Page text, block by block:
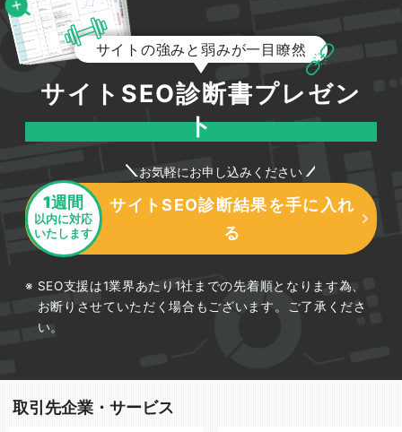
サイトの強みと弱みが一目瞭然
サイトSEO診断書プレゼン
ト
お気軽にお申し込みください
1週間
以内に対応
いたします
サイトSEO診断結果を手に入れ
る
SEO支援は1業界あたり1社までの先着順となります為、
お断りさせていただく場合もございます。ご了承くださ
い。
取引先企業・サービス